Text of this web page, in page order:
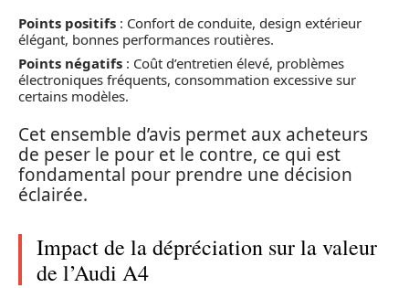
Points positifs : Confort de conduite, design extérieur
élégant, bonnes performances routières.
Points négatifs : Coût d’entretien élevé, problèmes
électroniques fréquents, consommation excessive sur
certains modèles.
Cet ensemble d’avis permet aux acheteurs
de peser le pour et le contre, ce qui est
fondamental pour prendre une décision
éclairée.
Impact de la dépréciation sur la valeur
de l’Audi A4